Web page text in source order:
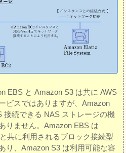
EBS と Amazon S3 は共に AWS
ビスではありますが、Amazon
接続できる NAS ストレージの機
りません。Amazon EBS は
共に利用されるブロック接続型
り、Amazon S3 は利用可能な容